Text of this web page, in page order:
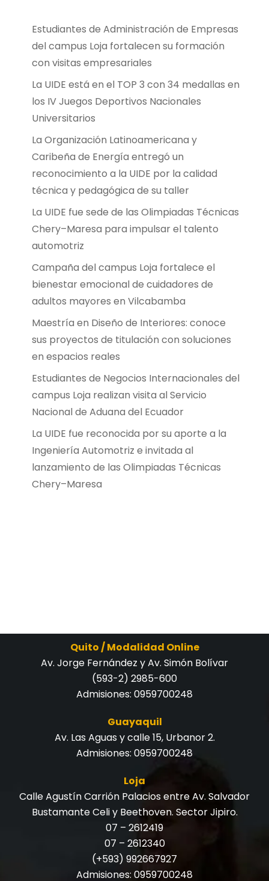
Estudiantes de Administración de Empresas
del campus Loja fortalecen su formación
con visitas empresariales
La UIDE está en el TOP 3 con 34 medallas en
los IV Juegos Deportivos Nacionales
Universitarios
La Organización Latinoamericana y
Caribeña de Energía entregó un
reconocimiento a la UIDE por la calidad
técnica y pedagógica de su taller
La UIDE fue sede de las Olimpiadas Técnicas
Chery–Maresa para impulsar el talento
automotriz
Campaña del campus Loja fortalece el
bienestar emocional de cuidadores de
adultos mayores en Vilcabamba
Maestría en Diseño de Interiores: conoce
sus proyectos de titulación con soluciones
en espacios reales
Estudiantes de Negocios Internacionales del
campus Loja realizan visita al Servicio
Nacional de Aduana del Ecuador
La UIDE fue reconocida por su aporte a la
Ingeniería Automotriz e invitada al
lanzamiento de las Olimpiadas Técnicas
Chery–Maresa
Quito / Modalidad Online
Av. Jorge Fernández y Av. Simón Bolívar
(593-2) 2985-600
Admisiones: 0959700248
Guayaquil
Av. Las Aguas y calle 15, Urbanor 2.
Admisiones: 0959700248
Loja
Calle Agustín Carrión Palacios entre Av. Salvador
Bustamante Celi y Beethoven. Sector Jipiro.
07 – 2612419
07 – 2612340
(+593) 992667927
Admisiones: 0959700248